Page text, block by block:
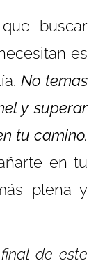
buscar
es
No temas
y superar
tu camino.
en tu
plena y
de este